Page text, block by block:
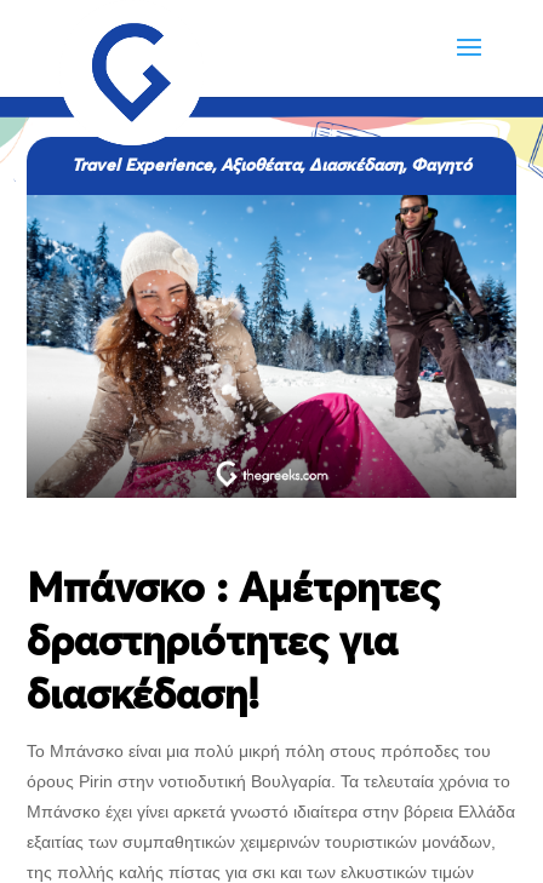
Travel Experience, Αξιοθέατα, Διασκέδαση, Φαγητό
Μπάνσκο : Αμέτρητες
δραστηριότητες για
διασκέδαση!
Το Μπάνσκο είναι μια πολύ μικρή πόλη στους πρόποδες του
όρους Pirin στην νοτιοδυτική Βουλγαρία. Τα τελευταία χρόνια το
Μπάνσκο έχει γίνει αρκετά γνωστό ιδιαίτερα στην βόρεια Ελλάδα
εξαιτίας των συμπαθητικών χειμερινών τουριστικών μονάδων,
της πολλής καλής πίστας για σκι και των ελκυστικών τιμών